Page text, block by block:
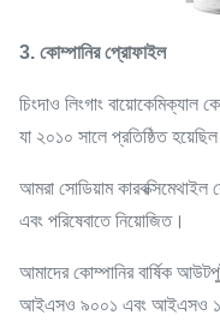
3. কোম্পানির প্রোফাইল
চিংদাও লিংগাং বায়োকেমিক্যাল
যা ২০১০ সালে প্রতিষ্ঠিত
আমরা সোডিয়াম
এবং পরিষেবাতে নিয়োজিত।
আমাদের কোম্পানির বার্ষিক
আইএসও ৯০০১ এবং আইএসও